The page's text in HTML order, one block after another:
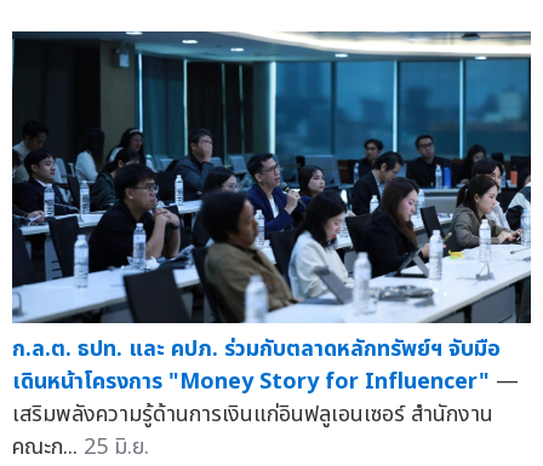
ก.ล.ต. ธปท. และ คปภ. ร่วมกับตลาดหลักทรัพย์ฯ จับมือ
เดินหน้าโครงการ "Money Story for Influencer" —
เสริมพลังความรู้ด้านการเงินแก่อินฟลูเอนเซอร์ สำนักงาน
คณะก... 25 มิ.ย.